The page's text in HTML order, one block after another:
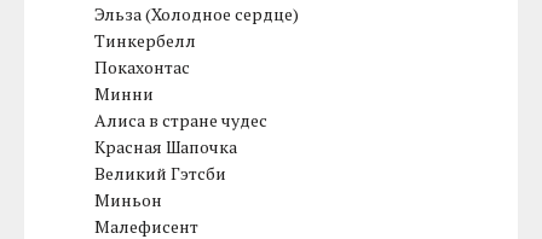
Эльза (Холодное сердце)
Тинкербелл
Покахонтас
Минни
Алиса в стране чудес
Красная Шапочка
Великий Гэтсби
Миньон
Малефисент